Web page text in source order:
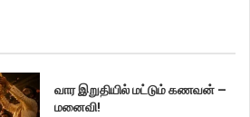
வார இறுதியில் மட்டும் கணவன் –
மனைவி!